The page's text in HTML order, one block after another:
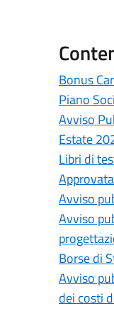
Bonus
Piano
Avviso
Estate
Libri di
Avviso
Avviso
Borse di
Avviso
dei costi